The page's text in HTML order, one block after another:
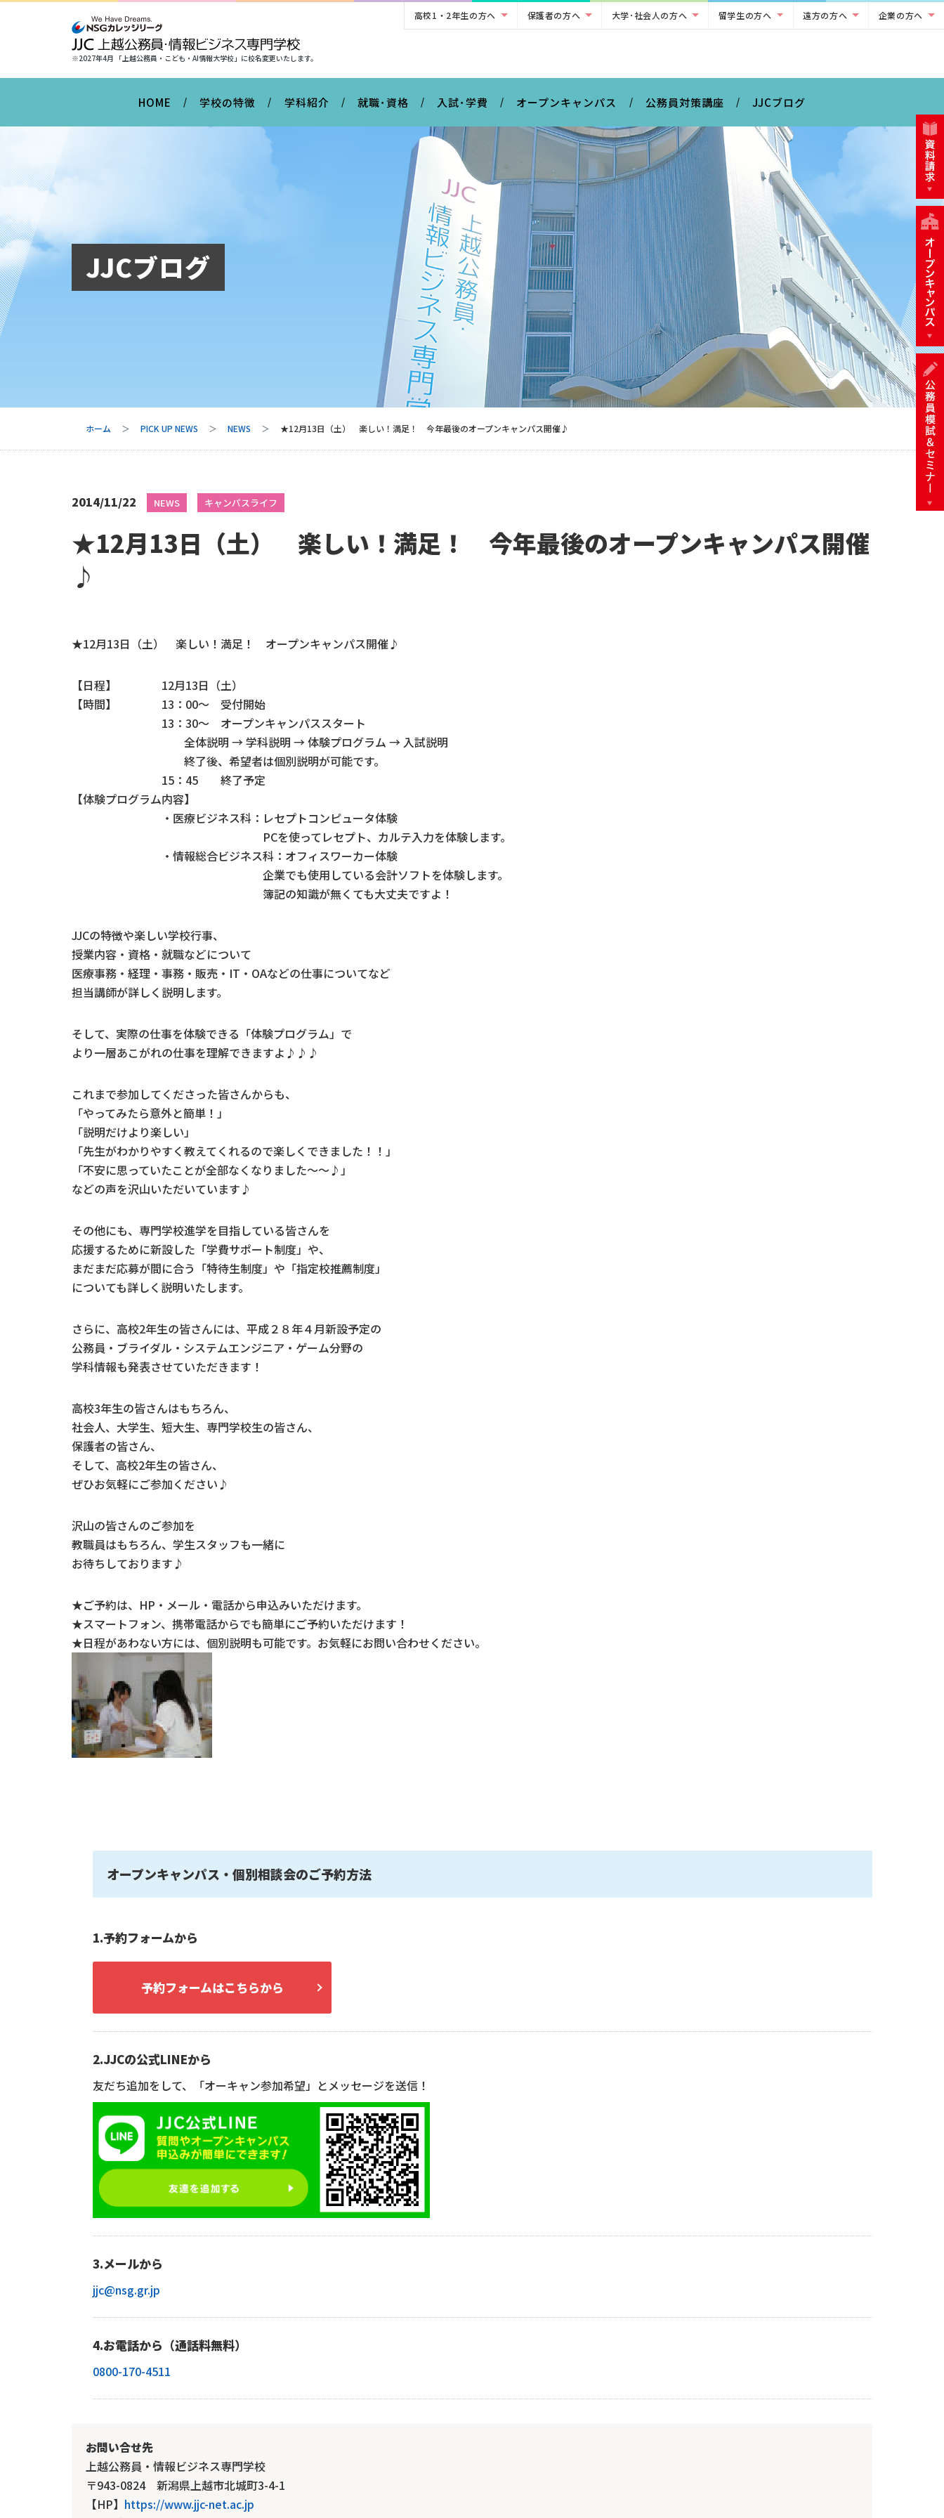
高校1・2年生の方へ 保護者の方へ 大学･社会人の方へ 留学生の方へ 遠方の方へ 企業の方へ
※2027年4月 「上越公務員・こども・AI情報大学校」に校名変更いたします。
HOME 学校の特徴 学科紹介 就職･資格 入試･学費 オープンキャンパス 公務員対策講座 JJCブログ
JJCブログ
ホーム PICK UP NEWS NEWS ★12月13日（土） 楽しい！満足！ 今年最後のオープンキャンパス開催♪
2014/11/22 NEWS キャンパスライフ
★12月13日（土） 楽しい！満足！ 今年最後のオープンキャンパス開催
♪
★12月13日（土） 楽しい！満足！ オープンキャンパス開催♪
【日程】 12月13日（土）
【時間】 13：00～ 受付開始
13：30～ オープンキャンパススタート
全体説明 → 学科説明 → 体験プログラム → 入試説明
終了後、希望者は個別説明が可能です。
15：45 終了予定
【体験プログラム内容】
・医療ビジネス科：レセプトコンピュータ体験
PCを使ってレセプト、カルテ入力を体験します。
・情報総合ビジネス科：オフィスワーカー体験
企業でも使用している会計ソフトを体験します。
簿記の知識が無くても大丈夫ですよ！
JJCの特徴や楽しい学校行事、
授業内容・資格・就職などについて
医療事務・経理・事務・販売・IT・OAなどの仕事についてなど
担当講師が詳しく説明します。
そして、実際の仕事を体験できる「体験プログラム」で
より一層あこがれの仕事を理解できますよ♪♪♪
これまで参加してくださった皆さんからも、
「やってみたら意外と簡単！」
「説明だけより楽しい」
「先生がわかりやすく教えてくれるので楽しくできました！！」
「不安に思っていたことが全部なくなりました～～♪」
などの声を沢山いただいています♪
その他にも、専門学校進学を目指している皆さんを
応援するために新設した「学費サポート制度」や、
まだまだ応募が間に合う「特待生制度」や「指定校推薦制度」
についても詳しく説明いたします。
さらに、高校2年生の皆さんには、平成２８年４月新設予定の
公務員・ブライダル・システムエンジニア・ゲーム分野の
学科情報も発表させていただきます！
高校3年生の皆さんはもちろん、
社会人、大学生、短大生、専門学校生の皆さん、
保護者の皆さん、
そして、高校2年生の皆さん、
ぜひお気軽にご参加ください♪
沢山の皆さんのご参加を
教職員はもちろん、学生スタッフも一緒に
お待ちしております♪
★ご予約は、HP・メール・電話から申込みいただけます。
★スマートフォン、携帯電話からでも簡単にご予約いただけます！
★日程があわない方には、個別説明も可能です。お気軽にお問い合わせください。
オープンキャンパス・個別相談会のご予約方法
1.予約フォームから
予約フォームはこちらから
2.JJCの公式LINEから
友だち追加をして、「オーキャン参加希望」とメッセージを送信！
3.メールから
jjc@nsg.gr.jp
4.お電話から（通話料無料）
0800-170-4511
お問い合せ先
上越公務員・情報ビジネス専門学校
〒943-0824 新潟県上越市北城町3-4-1
【HP】 https://www.jjc-net.ac.jp